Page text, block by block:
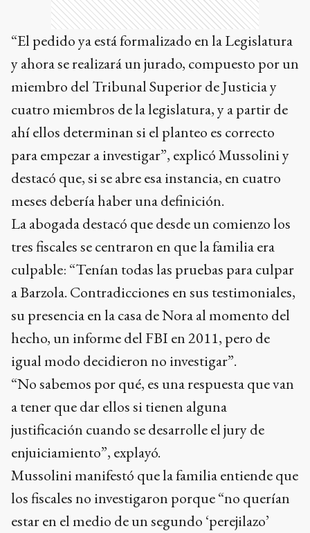
“El pedido ya está formalizado en la Legislatura
y ahora se realizará un jurado, compuesto por un
miembro del Tribunal Superior de Justicia y
cuatro miembros de la legislatura, y a partir de
ahí ellos determinan si el planteo es correcto
para empezar a investigar”, explicó Mussolini y
destacó que, si se abre esa instancia, en cuatro
meses debería haber una definición.
La abogada destacó que desde un comienzo los
tres fiscales se centraron en que la familia era
culpable: “Tenían todas las pruebas para culpar
a Barzola. Contradicciones en sus testimoniales,
su presencia en la casa de Nora al momento del
hecho, un informe del FBI en 2011, pero de
igual modo decidieron no investigar”.
“No sabemos por qué, es una respuesta que van
a tener que dar ellos si tienen alguna
justificación cuando se desarrolle el jury de
enjuiciamiento”, explayó.
Mussolini manifestó que la familia entiende que
los fiscales no investigaron porque “no querían
estar en el medio de un segundo ‘perejilazo’